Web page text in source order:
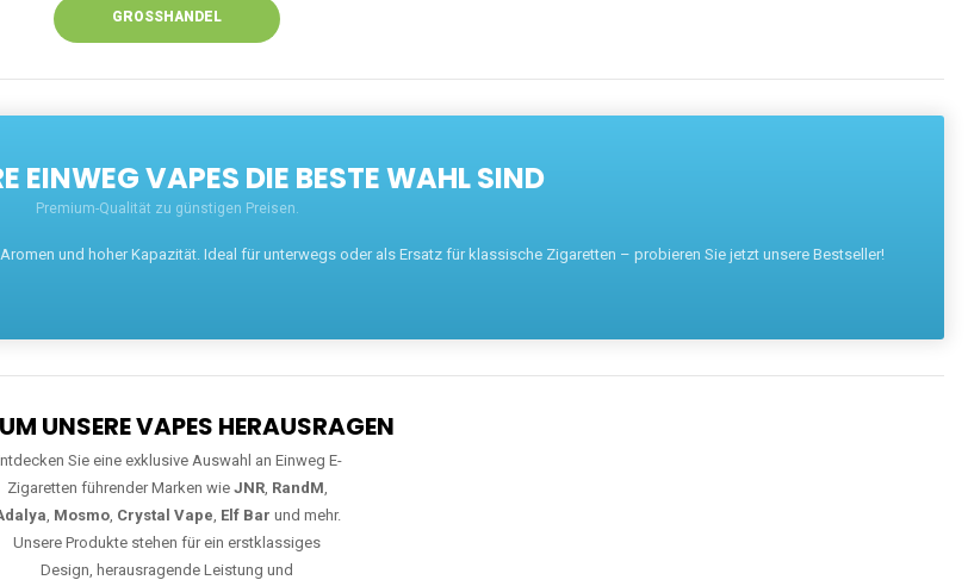
GROSSHANDEL
EINWEG VAPES DIE BESTE WAHL SIND
Premium-Qualität zu günstigen Preisen.
und hoher Kapazität. Ideal für unterwegs oder als Ersatz für klassische Zigaretten – probieren Sie jetzt unsere Bestseller!
UNSERE VAPES HERAUSRAGEN
Sie eine exklusive Auswahl an Einweg E-
Zigaretten führender Marken wie JNR, RandM,
, Mosmo, Crystal Vape, Elf Bar und mehr.
Unsere Produkte stehen für ein erstklassiges
Design, herausragende Leistung und